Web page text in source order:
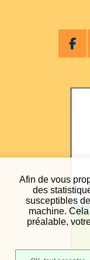
Afin de vous
des
susceptibles
machine.
préalable,